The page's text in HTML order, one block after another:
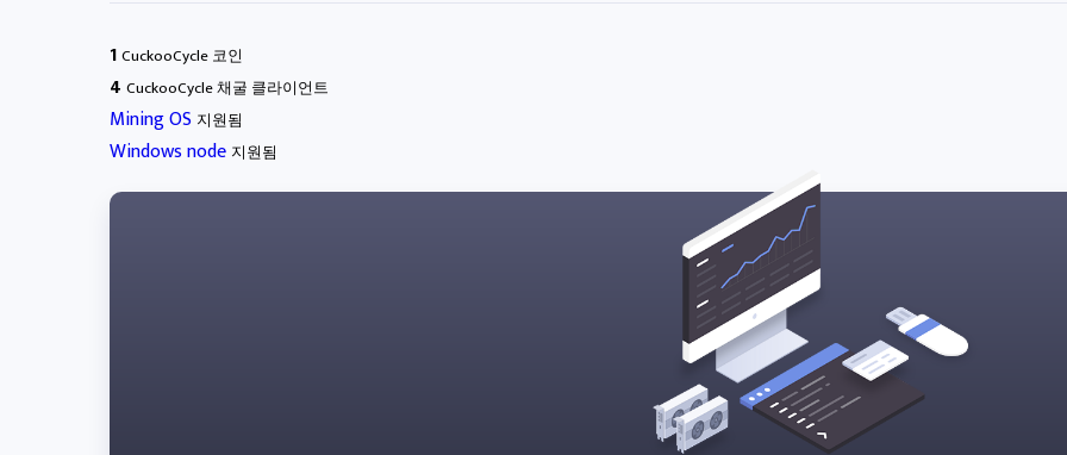
1CuckooCycle 코인
4 CuckooCycle 채굴 클라이언트
Mining OS 지원됨
Windows node 지원됨